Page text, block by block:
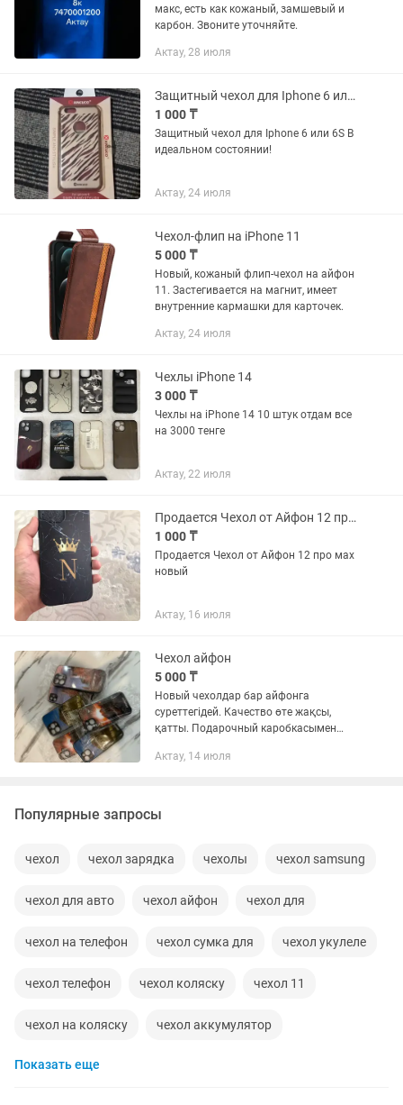
макс, есть как кожаный, замшевый и
карбон. Звоните уточняйте.
Актау, 28 июля
Защитный чехол для Iphone 6 или 6S
1 000 ₸
Защитный чехол для Iphone 6 или 6S В
идеальном состоянии!
Актау, 24 июля
Чехол-флип на iPhone 11
5 000 ₸
Новый, кожаный флип-чехол на айфон
11. Застегивается на магнит, имеет
внутренние кармашки для карточек.
Актау, 24 июля
Чехлы iPhone 14
3 000 ₸
Чехлы на iPhone 14 10 штук отдам все
на 3000 тенге
Актау, 22 июля
Продается Чехол от Айфон 12 про мах
1 000 ₸
Продается Чехол от Айфон 12 про мах
новый
Актау, 16 июля
Чехол айфон
5 000 ₸
Новый чехолдар бар айфонга
суреттегідей. Качество өте жақсы,
қатты. Подарочный каробкасымен
Актау, 14 июля
Популярные запросы
чехол чехол зарядка чехолы чехол samsung
чехол для авто чехол айфон чехол для
чехол на телефон чехол сумка для чехол укулеле
чехол телефон чехол коляску чехол 11
чехол на коляску чехол аккумулятор
чехол на самсунг а
Показать еще